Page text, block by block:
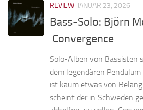
REVIEW JANUAR 23, 2026
Bass-Solo: Björn
Convergence
Solo-Alben von Bassisten
dem legendären
ist kaum etwas von
scheint der in Schweden